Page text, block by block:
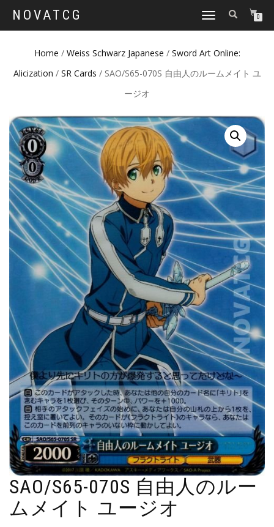
NOVATCG
TOGGLE
0
Home / Weiss Schwarz Japanese / Sword Art Online:
Alicization / SR Cards / SAO/S65-070S 自由人のルームメイト ユ
ージオ
SAO/S65-070S 自由人のルー
ムメイト ユージオ